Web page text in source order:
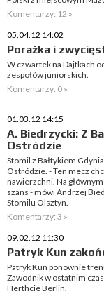
Komentarzy: 12 »
05.04.12 14:02
Porażka i
W czwartek na Dajtkach
zespołów juniorskich.
Komentarzy: 0 »
01.03.12 14:15
A. Biedrzycki: Z
Ostródzie
Stomil z Bałtykiem
Ostródzie. - Ten mecz
nawierzchni. Na
szans - mówi Andrzej
Stomilu Olsztyn.
Komentarzy: 3 »
09.02.12 11:30
Patryk Kun
Patryk Kun ponownie
Zawodnik w ostatnim
Herthcie Berlin.